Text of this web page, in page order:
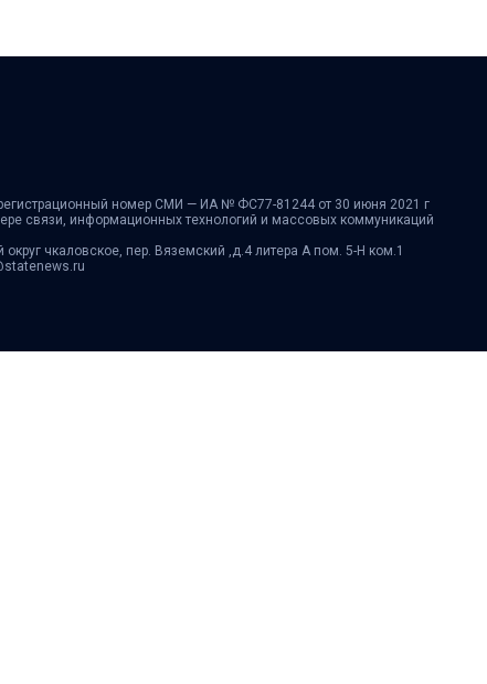
номер СМИ — ИА № ФС77-81244 от 30 июня 2021 г
связи, информационных технологий и массовых коммуникаций
чкаловское, пер. Вяземский ,д.4 литера А пом. 5-Н ком.1